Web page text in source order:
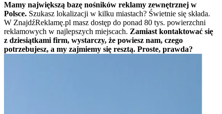
Mamy największą bazę nośników reklamy zewnętrznej w
Polsce. Szukasz lokalizacji w kilku miastach? Świetnie się składa.
W ZnajdźReklamę.pl masz dostęp do ponad 80 tys. powierzchni
reklamowych w najlepszych miejscach. Zamiast kontaktować się
z dziesiątkami firm, wystarczy, że powiesz nam, czego
potrzebujesz, a my zajmiemy się resztą. Proste, prawda?